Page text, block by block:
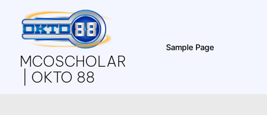
content
MCOSCHOLAR
| OKTO 88
Sample Page